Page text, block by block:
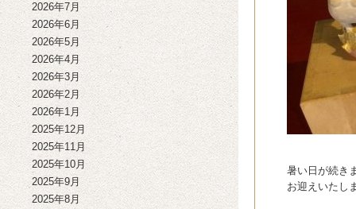
2026年7月
2026年6月
2026年5月
2026年4月
2026年3月
2026年2月
2026年1月
2025年12月
2025年11月
2025年10月
2025年9月
2025年8月
暑い日が続き
お迎えいたし